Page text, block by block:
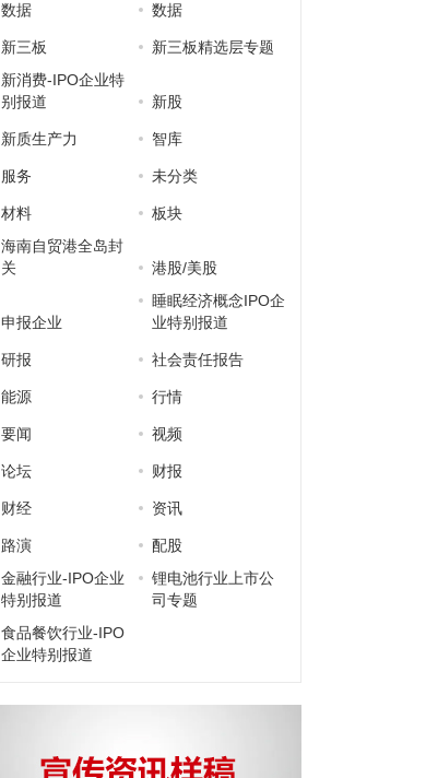
数据 数据
新三板
新三板精选层专题
新消费-IPO企业特
别报道
新股
新质生产力 智库
服务 未分类
材料
板块
海南自贸港全岛封
关
港股/美股
申报企业
睡眠经济概念IPO企
业特别报道
研报 社会责任报告
能源 行情
要闻 视频
论坛 财报
财经 资讯
路演
配股
金融行业-IPO企业
特别报道
锂电池行业上市公
司专题
食品餐饮行业-IPO
企业特别报道